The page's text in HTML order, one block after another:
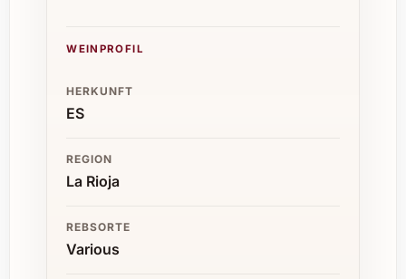
WEINPROFIL
HERKUNFT
ES
REGION
La Rioja
REBSORTE
Various